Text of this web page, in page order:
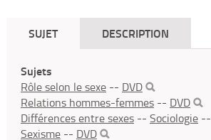
SUJET DESCRIPTION
Sujets
Rôle selon le sexe -- DVD
Relations hommes-femmes -- DVD
Différences entre sexes -- Sociologie --
Sexisme -- DVD